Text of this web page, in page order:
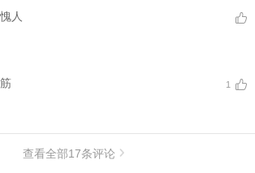
人
1
查看全部17条评论